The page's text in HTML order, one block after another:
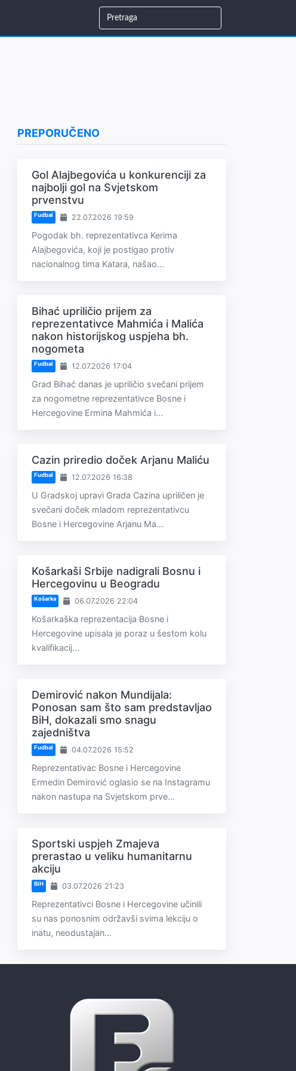
PREPORUČENO
Gol Alajbegovića u konkurenciji za
najbolji gol na Svjetskom
prvenstvu
Fudbal 22.07.2026 19:59
Pogodak bh. reprezentativca Kerima
Alajbegovića, koji je postigao protiv
nacionalnog tima Katara, našao...
Bihać upriličio prijem za
reprezentativce Mahmića i Malića
nakon historijskog uspjeha bh.
nogometa
Fudbal 12.07.2026 17:04
Grad Bihać danas je upriličio svečani prijem
za nogometne reprezentativce Bosne i
Hercegovine Ermina Mahmića i...
Cazin priredio doček Arjanu Maliću
Fudbal 12.07.2026 16:38
U Gradskoj upravi Grada Cazina upriličen je
svečani doček mladom reprezentativcu
Bosne i Hercegovine Arjanu Ma...
Košarkaši Srbije nadigrali Bosnu i
Hercegovinu u Beogradu
Košarka 06.07.2026 22:04
Košarkaška reprezentacija Bosne i
Hercegovine upisala je poraz u šestom kolu
kvalifikacij...
Demirović nakon Mundijala:
Ponosan sam što sam predstavljao
BiH, dokazali smo snagu
zajedništva
Fudbal 04.07.2026 15:52
Reprezentativac Bosne i Hercegovine
Ermedin Demirović oglasio se na Instagramu
nakon nastupa na Svjetskom prve...
Sportski uspjeh Zmajeva
prerastao u veliku humanitarnu
akciju
BiH 03.07.2026 21:23
Reprezentativci Bosne i Hercegovine učinili
su nas ponosnim održavši svima lekciju o
inatu, neodustajan...